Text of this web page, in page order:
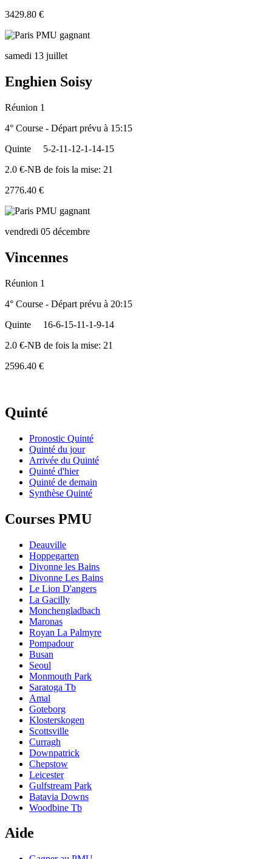
3429.80 €
samedi 13 juillet
Enghien Soisy
Réunion 1
4° Course - Départ prévu à 15:15
Quinte
5-2-11-12-1-14-15
2.0 €-NB de fois la mise: 21
2776.40 €
vendredi 05 décembre
Vincennes
Réunion 1
4° Course - Départ prévu à 20:15
Quinte
16-6-15-11-1-9-14
2.0 €-NB de fois la mise: 21
2596.40 €
Quinté
Pronostic Quinté
Quinté du jour
Arrivée du Quinté
Quinté d'hier
Quinté de demain
Synthèse Quinté
Courses PMU
Deauville
Hoppegarten
Divonne les Bains
Divonne Les Bains
Le Lion D'angers
La Gacilly
Monchengladbach
Maronas
Royan La Palmyre
Pompadour
Busan
Seoul
Monmouth Park
Saratoga Tb
Amal
Goteborg
Klosterskogen
Scottsville
Curragh
Downpatrick
Chepstow
Leicester
Gulfstream Park
Batavia Downs
Woodbine Tb
Aide